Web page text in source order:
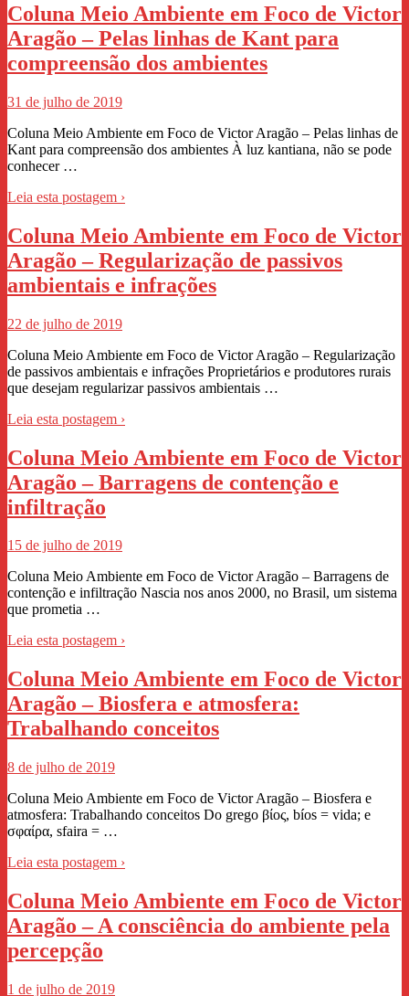
Coluna Meio Ambiente em Foco de Victor
Aragão – Pelas linhas de Kant para
compreensão dos ambientes
31 de julho de 2019
Coluna Meio Ambiente em Foco de Victor Aragão – Pelas linhas de
Kant para compreensão dos ambientes À luz kantiana, não se pode
conhecer …
Leia esta postagem ›
Coluna Meio Ambiente em Foco de Victor
Aragão – Regularização de passivos
ambientais e infrações
22 de julho de 2019
Coluna Meio Ambiente em Foco de Victor Aragão – Regularização
de passivos ambientais e infrações Proprietários e produtores rurais
que desejam regularizar passivos ambientais …
Leia esta postagem ›
Coluna Meio Ambiente em Foco de Victor
Aragão – Barragens de contenção e
infiltração
15 de julho de 2019
Coluna Meio Ambiente em Foco de Victor Aragão – Barragens de
contenção e infiltração Nascia nos anos 2000, no Brasil, um sistema
que prometia …
Leia esta postagem ›
Coluna Meio Ambiente em Foco de Victor
Aragão – Biosfera e atmosfera:
Trabalhando conceitos
8 de julho de 2019
Coluna Meio Ambiente em Foco de Victor Aragão – Biosfera e
atmosfera: Trabalhando conceitos Do grego βίος, bíos = vida; e
σφαίρα, sfaira = …
Leia esta postagem ›
Coluna Meio Ambiente em Foco de Victor
Aragão – A consciência do ambiente pela
percepção
1 de julho de 2019